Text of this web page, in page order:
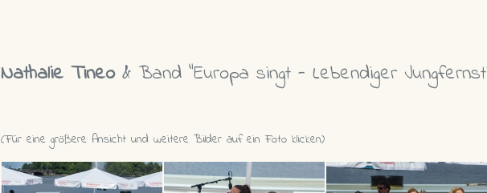
Nathalie Tineo & Band "Europa singt - Lebendiger
(Für eine größere Ansicht und weitere Bilder auf ein Foto klicken)